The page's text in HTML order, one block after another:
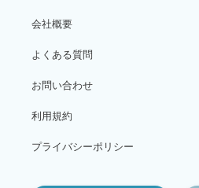
会社概要
よくある質問
お問い合わせ
利用規約
プライバシーポリシー